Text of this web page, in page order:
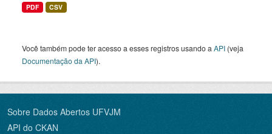
PDF CSV
Você também pode ter acesso a esses registros usando a API (veja
Documentação da API).
Sobre Dados Abertos UFVJM
API do CKAN